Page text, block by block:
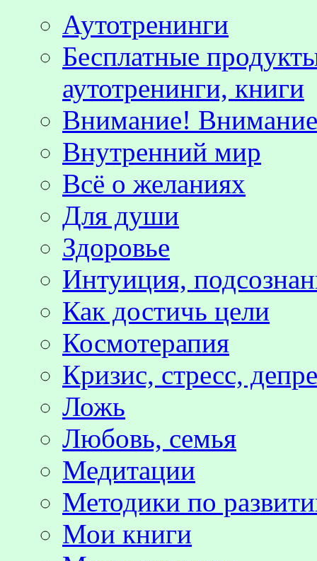
Аутотренинги
Бесплатные
аутотренинги, книги
Внимание!
Внутренний мир
Всё о желаниях
Для души
Здоровье
Интуиция,
Как достичь цели
Космотерапия
Кризис, стресс,
Ложь
Любовь, семья
Медитации
Методики по
Мои книги